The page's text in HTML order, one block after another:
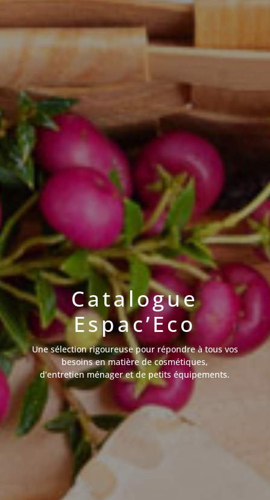
Catalogue
Espac’Eco
Une sélection rigoureuse pour répondre à tous vos
besoins en matière de cosmétiques,
d’entretien ménager et de petits équipements.